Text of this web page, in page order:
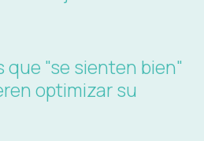
que "se sienten bien"
optimizar su